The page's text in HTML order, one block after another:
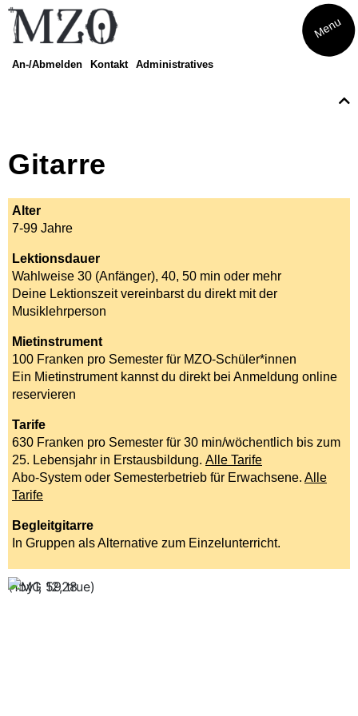
Menu
An-/Abmelden Kontakt Administratives
Musical
Finde dein Instrument
Amadeus
Finde dein Streichinstrument
Trommeln
Musikwoche Pop/Rock
Seniorenrhythmik Café Balance
Gitarre
Alter
7-99 Jahre
Lektionsdauer
Wahlweise 30 (Anfänger), 40, 50 min oder mehr
Deine Lektionszeit vereinbarst du direkt mit der
Musiklehrperson
Mietinstrument
100 Franken pro Semester für MZO-Schüler*innen
Ein Mietinstrument kannst du direkt bei Anmeldung online
reservieren
Tarife
630 Franken pro Semester für 30 min/wöchentlich bis zum
25. Lebensjahr in Erstausbildung. Alle Tarife
Abo-System oder Semesterbetrieb für Erwachsene. Alle
Tarife
Begleitgitarre
In Gruppen als Alternative zum Einzelunterricht.
(1by1, 12, true)